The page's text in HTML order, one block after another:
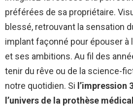
préférées de sa propriétaire.
blessé, retrouvant la sensation
implant façonné pour épouser à
et ses ambitions. Au fil des
tenir du rêve ou de la science-
notre quotidien. Si l’impression
l’univers de la prothèse